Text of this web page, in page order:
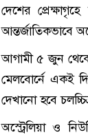
দেশের
আন্তর্জাতিকভাবে
আগামী ৫ জুন থেকে
মেলবোর্নে একই
দেখানো হবে
অস্ট্রেলিয়া ও